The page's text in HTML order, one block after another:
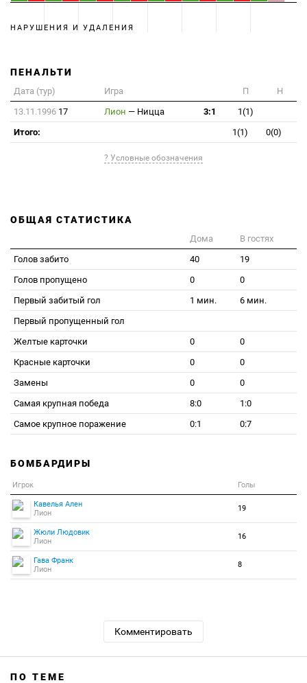
НАРУШЕНИЯ И УДАЛЕНИЯ
ПЕНАЛЬТИ
Дата (тур) Игра П
Н
13.11.1996 17 Лион — Ницца 3:1
1(1)
Итого:
1(1) 0(0)
? Условные обозначения
ОБЩАЯ СТАТИСТИКА
Дома
В гостях
Голов забито
40
19
Голов пропущено
0
0
Первый забитый гол
1 мин.
6 мин.
Первый пропущенный гол
Желтые карточки
0
0
Красные карточки
0
0
Замены
0
0
Самая крупная победа
8:0
1:0
Самое крупное поражение
0:1 0:7
БОМБАРДИРЫ
Игрок Голы
Кавелья Ален
Лион
19
Жюли Людовик
Лион
16
Гава Франк
Лион
8
Комментировать
ПО ТЕМЕ